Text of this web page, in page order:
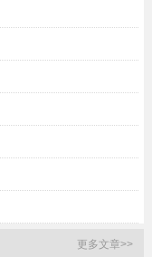
更多文章>>